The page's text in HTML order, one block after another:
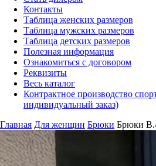
Контакты
Таблица женских размеров
Таблица мужских размеров
Таблица детских размеров
Полезная информация
Ознакомиться с договором
Реквизиты
Весь каталог
Контрактное производство
индивидуальный заказ)
Главная Для женщин Брюки Брюки